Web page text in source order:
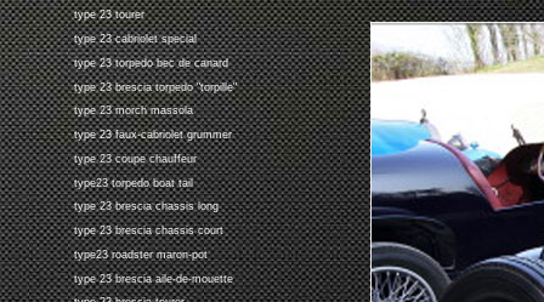
type 23 tourer
type 23 cabriolet special
type 23 torpedo bec de canard
type 23 brescia torpedo "torpille"
type 23 morch massola
type 23 faux-cabriolet grummer
type 23 coupe chauffeur
type23 torpedo boat tail
type 23 brescia chassis long
type 23 brescia chassis court
type23 roadster maron-pot
type 23 brescia aile-de-mouette